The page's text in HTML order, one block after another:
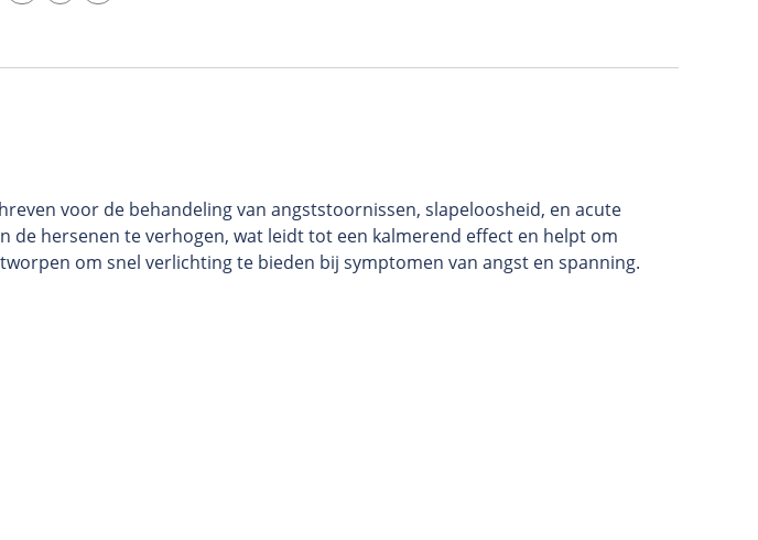
voor de behandeling van angststoornissen, slapeloosheid, en acute
hersenen te verhogen, wat leidt tot een kalmerend effect en helpt om
om snel verlichting te bieden bij symptomen van angst en spanning.